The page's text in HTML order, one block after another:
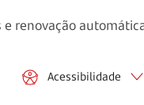
renovação
Acessibilidade